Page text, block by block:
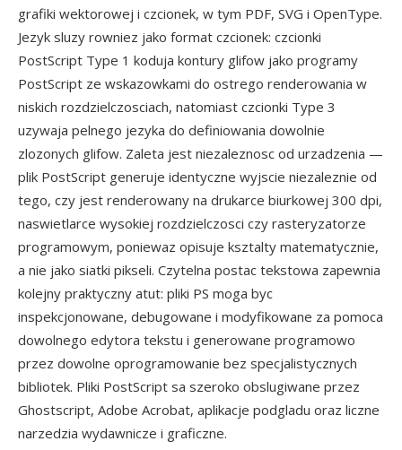
grafiki wektorowej i czcionek, w tym PDF, SVG i OpenType.
Jezyk sluzy rowniez jako format czcionek: czcionki
PostScript Type 1 koduja kontury glifow jako programy
PostScript ze wskazowkami do ostrego renderowania w
niskich rozdzielczosciach, natomiast czcionki Type 3
uzywaja pelnego jezyka do definiowania dowolnie
zlozonych glifow. Zaleta jest niezaleznosc od urzadzenia —
plik PostScript generuje identyczne wyjscie niezaleznie od
tego, czy jest renderowany na drukarce biurkowej 300 dpi,
naswietlarce wysokiej rozdzielczosci czy rasteryzatorze
programowym, poniewaz opisuje ksztalty matematycznie,
a nie jako siatki pikseli. Czytelna postac tekstowa zapewnia
kolejny praktyczny atut: pliki PS moga byc
inspekcjonowane, debugowane i modyfikowane za pomoca
dowolnego edytora tekstu i generowane programowo
przez dowolne oprogramowanie bez specjalistycznych
bibliotek. Pliki PostScript sa szeroko obslugiwane przez
Ghostscript, Adobe Acrobat, aplikacje podgladu oraz liczne
narzedzia wydawnicze i graficzne.